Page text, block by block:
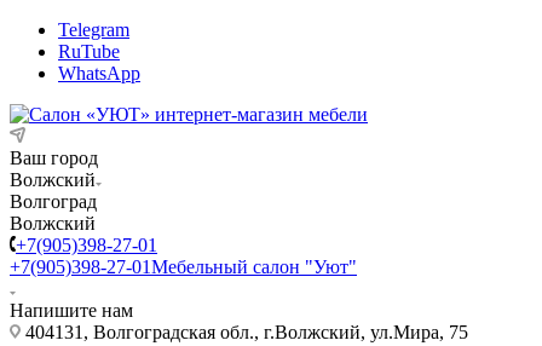
Telegram
RuTube
WhatsApp
Ваш город
Волжский
Волгоград
Волжский
+7(905)398-27-01
+7(905)398-27-01Мебельный салон "Уют"
Напишите нам
404131, Волгоградская обл., г.Волжский, ул.Мира, 75